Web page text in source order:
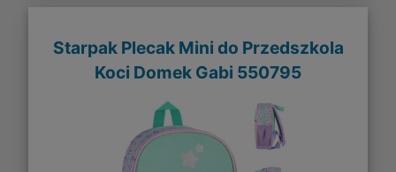
Starpak Plecak Mini do Przedszkola
Koci Domek Gabi 550795